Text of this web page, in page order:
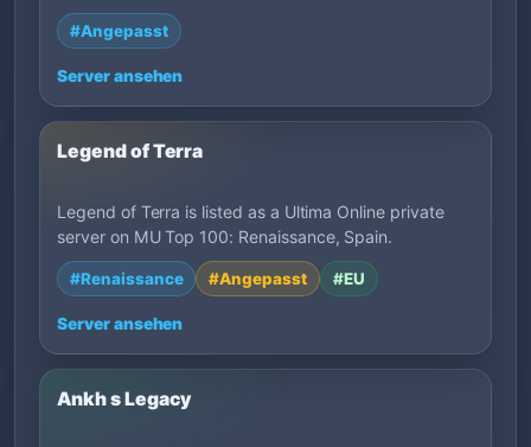
#Angepasst
Server ansehen
Legend of Terra
Legend of Terra is listed as a Ultima Online private
server on MU Top 100: Renaissance, Spain.
#Renaissance #Angepasst #EU
Server ansehen
Ankh s Legacy